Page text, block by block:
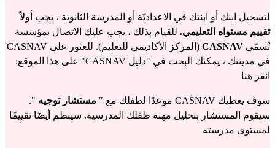
لتسجيل ابنك أو ابنتك في الاعداديّة أو المدرسة الثانوية ، يجب أولاً
تقييم مستواه التعليمي. للقيام بذلك ، يجب عليك الاتصال بمؤسسة
تُسمّى CASNAV
(المركز الأكاديمي للتعليم). للعثور على CASNAV
في مدينتك ، يمكنك البحث في "دليل CASNAV" على هذا الموقع:
انقر هنا
سوف يعطيك CASNAV موعدًا لطفلك مع " مستشار توجيه ".
سيقوم المستشار بتحليل مهنة طفلك المدرسية. سينظم أيضًا تقييمًا
لمستوى مدرسته